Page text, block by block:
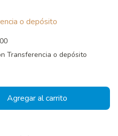
o depósito
Transferencia o depósito